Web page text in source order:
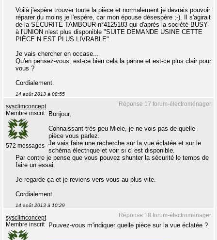
Voilà j'espère trouver toute la pièce et normalement je devrais pouvoir
réparer du moins je l'espère, car mon épouse désespère ;-). Il s'agirait
de la SÉCURITÉ TAMBOUR n°4125183 qui d'après la société BUSY
à l'UNION n'est plus disponible "SUITE DEMANDE USINE CETTE
PIÈCE N EST PLUS LIVRABLE".
Je vais chercher en occase...
Qu'en pensez-vous, est-ce bien cela la panne et est-ce plus clair pour
vous ?
Cordialement.
14 août 2013 à 08:55
Réponse 17 forum-électroménager
sysclimconcept
Membre inscrit
572 messages
Bonjour,
Connaissant très peu Miele, je ne vois pas de quelle
pièce vous parlez.
Je vais faire une recherche sur la vue éclatée et sur le
schéma électrique et voir si c' est disponible.
Par contre je pense que vous pouvez shunter la sécurité le temps de
faire un essai.
Je regarde ça et je reviens vers vous au plus vite.
Cordialement.
14 août 2013 à 10:29
Réponse 18 forum-électroménager
sysclimconcept
Membre inscrit
Pouvez-vous m'indiquer quelle pièce sur la vue éclatée ?